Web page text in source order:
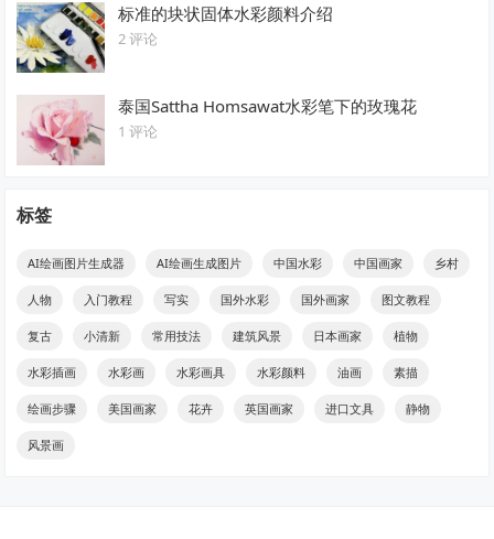
标准的块状固体水彩颜料介绍
2 评论
泰国Sattha Homsawat水彩笔下的玫瑰花
1 评论
标签
AI绘画图片生成器 AI绘画生成图片 中国水彩 中国画家 乡村
人物 入门教程 写实 国外水彩 国外画家 图文教程
复古 小清新 常用技法 建筑风景 日本画家 植物
水彩插画 水彩画 水彩画具 水彩颜料 油画 素描
绘画步骤 美国画家 花卉 英国画家 进口文具 静物
风景画